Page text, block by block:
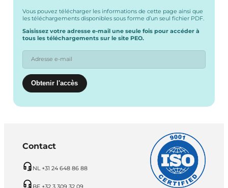
Vous pouvez télécharger les informations de cette page ainsi que
les téléchargements disponibles sous forme d’un seul fichier PDF.
Saisissez votre adresse e-mail une seule fois pour accéder à
tous les téléchargements sur le site PEO.
Contact
NL +31 24 648 86 88
BE +32 3 309 32 09